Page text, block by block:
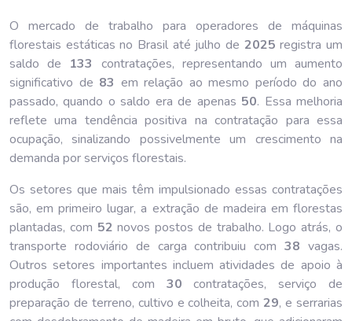
O mercado de trabalho para operadores de máquinas
florestais estáticas no Brasil até julho de 2025 registra um
saldo de 133 contratações, representando um aumento
significativo de 83 em relação ao mesmo período do ano
passado, quando o saldo era de apenas 50. Essa melhoria
reflete uma tendência positiva na contratação para essa
ocupação, sinalizando possivelmente um crescimento na
demanda por serviços florestais.
Os setores que mais têm impulsionado essas contratações
são, em primeiro lugar, a extração de madeira em florestas
plantadas, com 52 novos postos de trabalho. Logo atrás, o
transporte rodoviário de carga contribuiu com38 vagas.
Outros setores importantes incluem atividades de apoio à
produção florestal, com 30 contratações, serviço de
preparação de terreno, cultivo e colheita, com29, e serrarias